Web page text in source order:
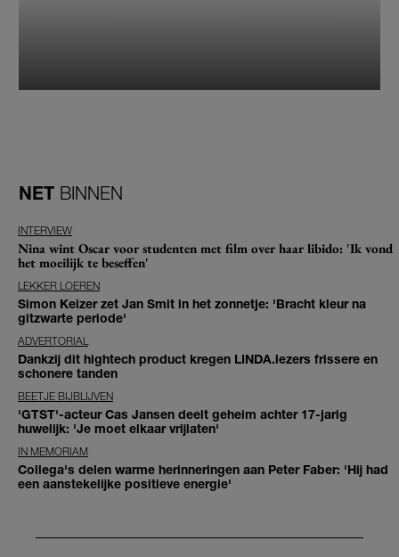
NET BINNEN
INTERVIEW
Nina wint Oscar voor studenten met film over haar libido: 'Ik vond
het moeilijk te beseffen'
LEKKER LOEREN
Simon Keizer zet Jan Smit in het zonnetje: 'Bracht kleur na
gitzwarte periode'
ADVERTORIAL
Dankzij dit hightech product kregen LINDA.lezers frissere en
schonere tanden
BEETJE BIJBLIJVEN
'GTST'-acteur Cas Jansen deelt geheim achter 17-jarig
huwelijk: 'Je moet elkaar vrijlaten'
IN MEMORIAM
Collega's delen warme herinneringen aan Peter Faber: 'Hij had
een aanstekelijke positieve energie'